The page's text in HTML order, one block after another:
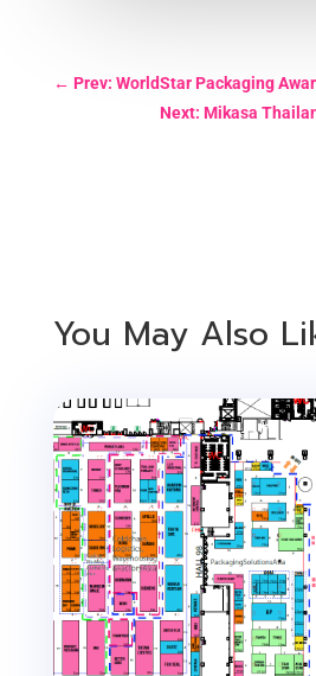
← Prev: WorldStar Packaging
Next: Mikasa
You May Also